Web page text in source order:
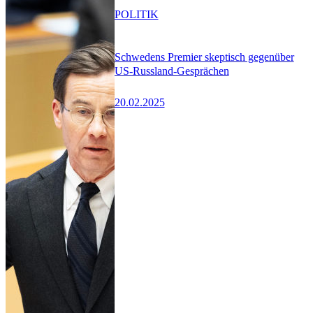
Schwedens Premier skeptisch gegenüber
US-Russland-Gesprächen
20.02.2025
POLITIK